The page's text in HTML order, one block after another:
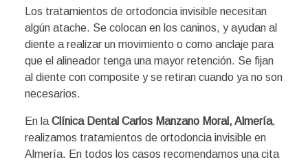
Los tratamientos de ortodoncia invisible necesitan
algún atache. Se colocan en los caninos, y ayudan al
diente a realizar un movimiento o como anclaje para
que el alineador tenga una mayor retención. Se fijan
al diente con composite y se retiran cuando ya no son
necesarios.
En la Clínica Dental Carlos Manzano Moral, Almería,
realizamos tratamientos de ortodoncia invisible en
Almería. En todos los casos recomendamos una cita